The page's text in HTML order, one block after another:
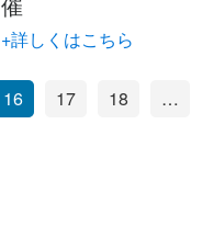
+詳しくはこちら
16 17 18 …